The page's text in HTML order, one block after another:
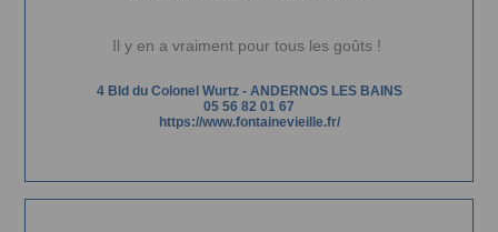
Il y en a vraiment pour tous les goûts !
4 Bld du Colonel Wurtz- ANDERNOS LES BAINS
05 56 82 01 67
https://www.fontainevieille.fr/